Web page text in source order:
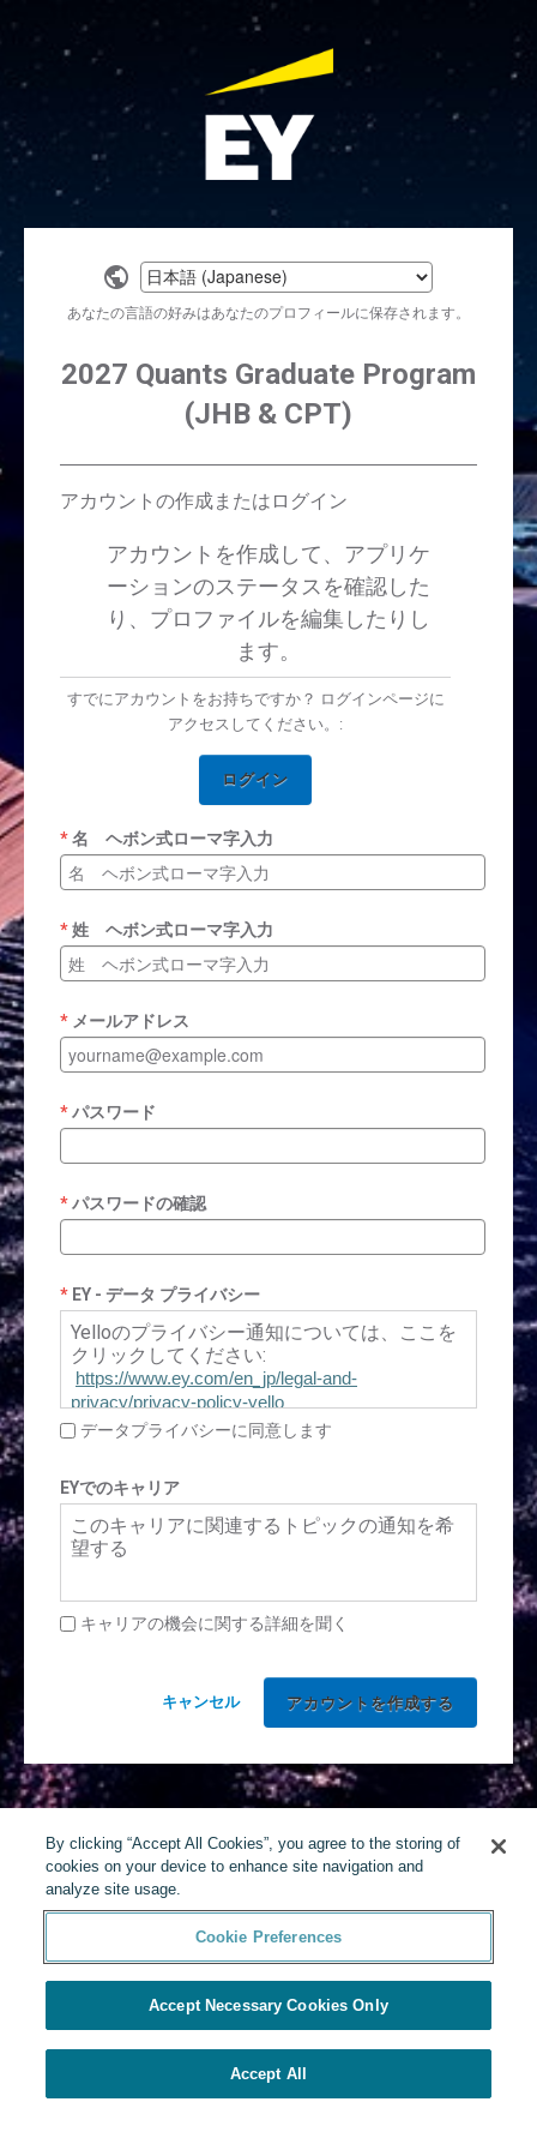
Select
a
language
あなたの言語の好みはあなたのプロフィールに保存されます。
2027 Quants Graduate Program
(JHB & CPT)
アカウントの作成またはログイン
アカウントを作成して、アプリケ
ーションのステータスを確認した
り、プロファイルを編集したりし
ます。
すでにアカウントをお持ちですか？ ログインページに
アクセスしてください。:
ログイン
名 ヘボン式ローマ字入力
姓 ヘボン式ローマ字入力
メールアドレス
パスワード
パスワードの確認
EY - データ プライバシー
Yelloのプライバシー通知については、ここを
クリックしてください:
https://www.ey.com/en_jp/legal-and-
privacy/privacy-policy-yello
データプライバシーに同意します
EYでのキャリア
このキャリアに関連するトピックの通知を希
望する
キャリアの機会に関する詳細を聞く
キャンセル
By clicking “Accept All Cookies”, you agree to the storing of
cookies on your device to enhance site navigation and
analyze site usage.
Cookie Preferences
Accept Necessary Cookies Only
Accept All